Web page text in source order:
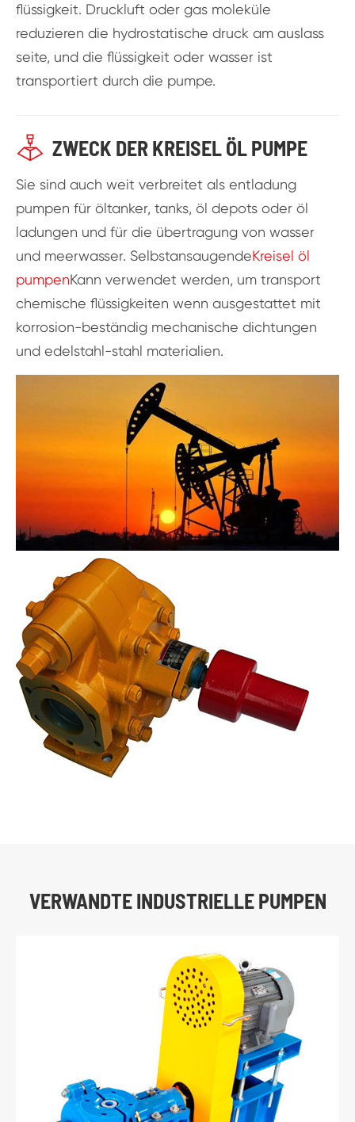
flüssigkeit. Druckluft oder gas moleküle
reduzieren die hydrostatische druck am auslass
seite, und die flüssigkeit oder wasser ist
transportiert durch die pumpe.
 ZWECK DER KREISEL ÖL PUMPE
Sie sind auch weit verbreitet als entladung
pumpen für öltanker, tanks, öl depots oder öl
ladungen und für die übertragung von wasser
und meerwasser. SelbstansaugendeKreisel öl
pumpenKann verwendet werden, um transport
chemische flüssigkeiten wenn ausgestattet mit
korrosion-beständig mechanische dichtungen
und edelstahl-stahl materialien.
VERWANDTE INDUSTRIELLE PUMPEN